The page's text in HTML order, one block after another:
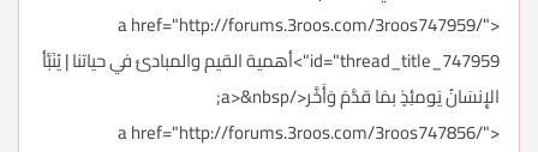
<a href="http://forums.3roos.com/3roos747959/"
id="thread_title_747959">أهمية القيم والمبادئ في حياتنا | يُنَبَّأ
الإِنسَانُ يَومئِذٍ بمَا قدَّمَ وَأَخَّر</a>&nbsp;
<a href="http://forums.3roos.com/3roos747856/"